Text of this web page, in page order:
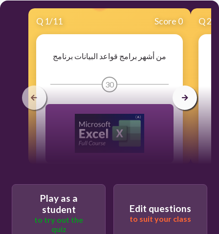
Q 1/11 Score 0
من أشهر برامج قواعد البيانات برنامج
30
Q2
Play as a
student
to try out the
quiz
Edit questions
to suit your class